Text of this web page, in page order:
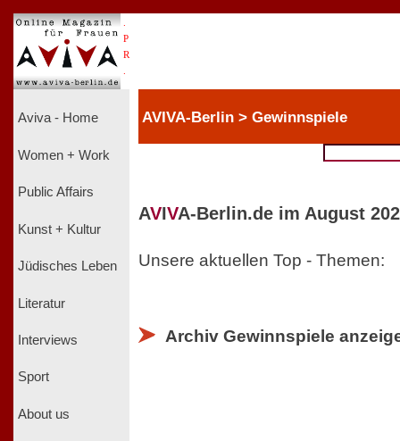
P
R
Aviva - Home
Women + Work
Public Affairs
Kunst + Kultur
Jüdisches Leben
Literatur
Interviews
Sport
About us
AVIVA-Berlin > Gewinnspiele
AVIVA-Berlin.de im August
Unsere aktuellen Top - Themen:
Archiv Gewinnspiele